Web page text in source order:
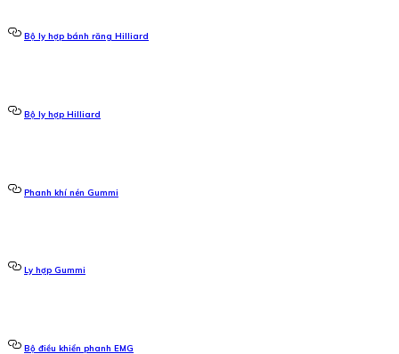
Bộ ly hợp bánh răng Hilliard
Bộ ly hợp Hilliard
Phanh khí nén Gummi
Ly hợp Gummi
Bộ điều khiển phanh EMG